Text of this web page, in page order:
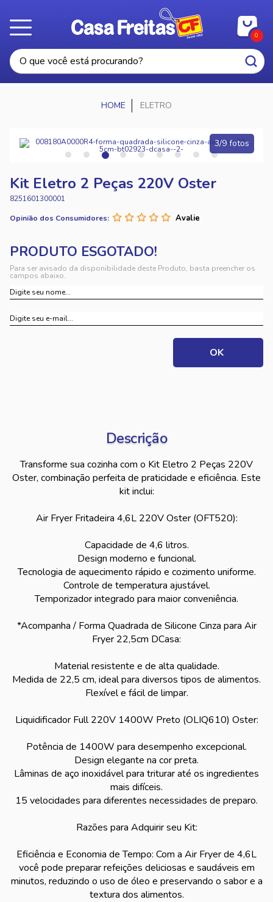
0
ELETRO
3/9 fotos
Kit Eletro 2 Peças 220V Oster
8251601300001
Opinião dos Consumidores:
Para ser avisado da disponibilidade deste Produto, basta preencher os
campos abaixo.
Descrição
Transforme sua cozinha com o Kit Eletro 2 Peças 220V
Oster, combinação perfeita de praticidade e eficiência. Este
kit inclui:
Air Fryer Fritadeira 4,6L 220V Oster (OFT520):
Capacidade de 4,6 litros.
Design moderno e funcional.
Tecnologia de aquecimento rápido e cozimento uniforme.
Controle de temperatura ajustável.
Temporizador integrado para maior conveniência.
*Acompanha / Forma Quadrada de Silicone Cinza para Air
Fryer 22,5cm DCasa:
Material resistente e de alta qualidade.
Medida de 22,5 cm, ideal para diversos tipos de alimentos.
Flexível e fácil de limpar.
Liquidificador Full 220V 1400W Preto (OLIQ610) Oster:
Potência de 1400W para desempenho excepcional.
Design elegante na cor preta.
Lâminas de aço inoxidável para triturar até os ingredientes
mais difíceis.
15 velocidades para diferentes necessidades de preparo.
Razões para Adquirir seu Kit:
Eficiência e Economia de Tempo: Com a Air Fryer de 4,6L
você pode preparar refeições deliciosas e saudáveis em
minutos, reduzindo o uso de óleo e preservando o sabor e a
textura dos alimentos.